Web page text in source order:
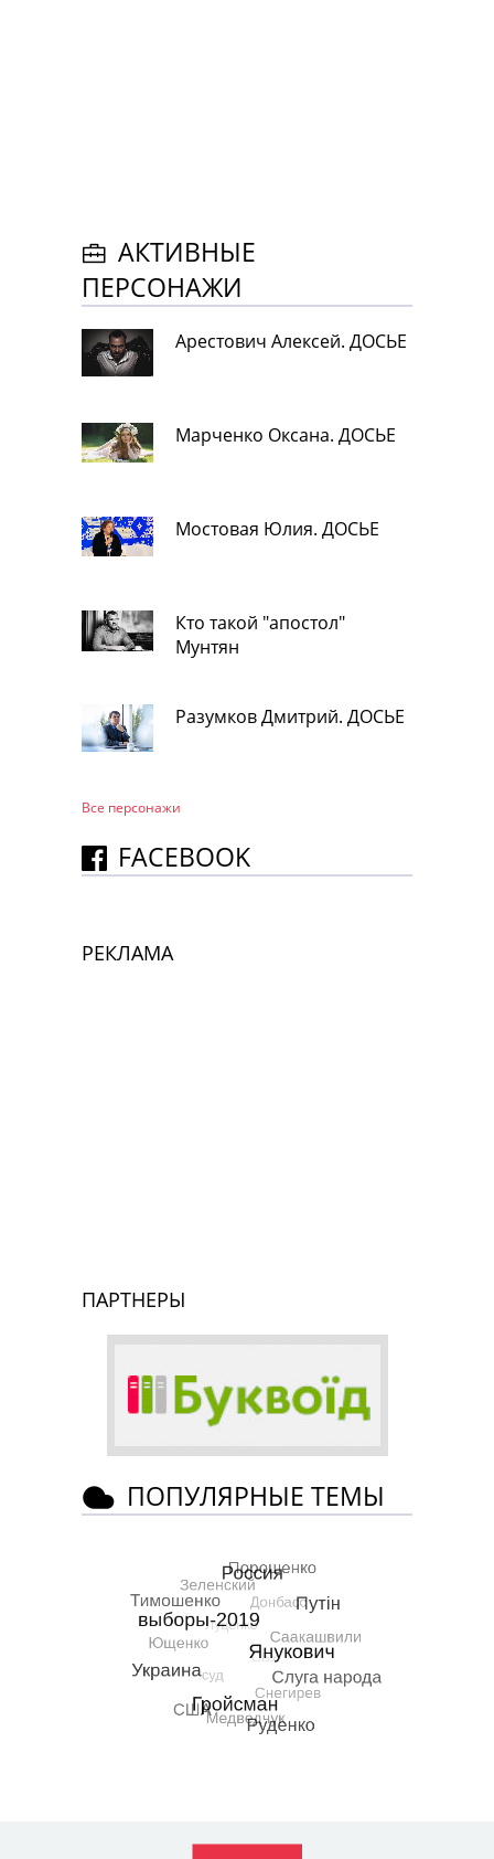
АКТИВНЫЕ
ПЕРСОНАЖИ
Арестович Алексей. ДОСЬЕ
Марченко Оксана. ДОСЬЕ
Мостовая Юлия. ДОСЬЕ
Кто такой "апостол"
Мунтян
Разумков Дмитрий. ДОСЬЕ
Все персонажи
FACEBOOK
РЕКЛАМА
ПАРТНЕРЫ
ПОПУЛЯРНЫЕ ТЕМЫ